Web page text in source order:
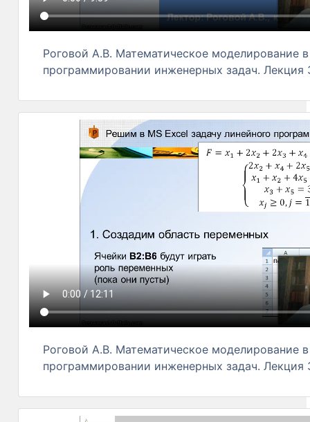
Роговой А.В. Математическое моделирование в
программировании инженерных задач. Лекция
Роговой А.В. Математическое моделирование в
программировании инженерных задач. Лекция